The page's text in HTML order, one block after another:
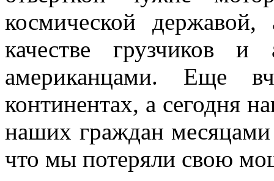
космической
качестве грузчиков и
американцами. Еще
континентах, а сегодня
наших граждан месяцами
что мы потеряли свою